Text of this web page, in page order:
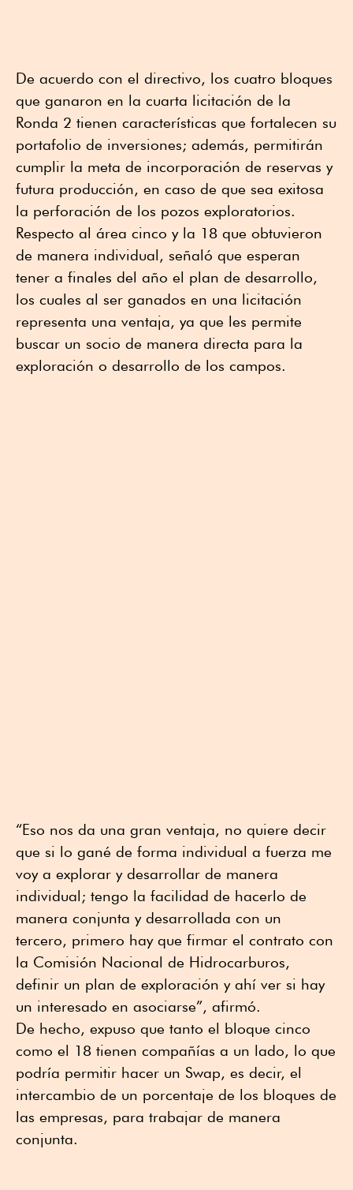
De acuerdo con el directivo, los cuatro bloques
que ganaron en la cuarta licitación de la
Ronda 2 tienen características que fortalecen su
portafolio de inversiones; además, permitirán
cumplir la meta de incorporación de reservas y
futura producción, en caso de que sea exitosa
la perforación de los pozos exploratorios.
Respecto al área cinco y la 18 que obtuvieron
de manera individual, señaló que esperan
tener a finales del año el plan de desarrollo,
los cuales al ser ganados en una licitación
representa una ventaja, ya que les permite
buscar un socio de manera directa para la
exploración o desarrollo de los campos.
“Eso nos da una gran ventaja, no quiere decir
que si lo gané de forma individual a fuerza me
voy a explorar y desarrollar de manera
individual; tengo la facilidad de hacerlo de
manera conjunta y desarrollada con un
tercero, primero hay que firmar el contrato con
la Comisión Nacional de Hidrocarburos,
definir un plan de exploración y ahí ver si hay
un interesado en asociarse”, afirmó.
De hecho, expuso que tanto el bloque cinco
como el 18 tienen compañías a un lado, lo que
podría permitir hacer un Swap, es decir, el
intercambio de un porcentaje de los bloques de
las empresas, para trabajar de manera
conjunta.